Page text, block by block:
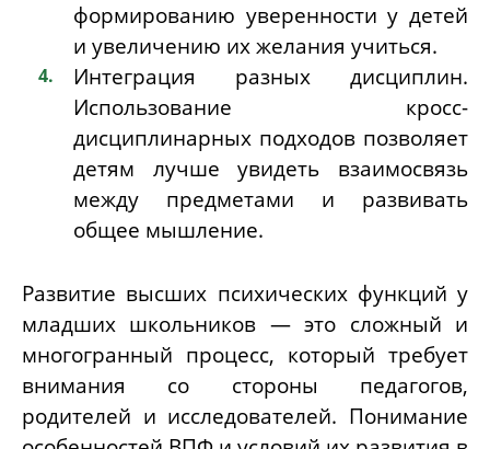
формированию уверенности у детей
и увеличению их желания учиться.
Интеграция разных дисциплин.
Использование кросс-
дисциплинарных подходов позволяет
детям лучше увидеть взаимосвязь
между предметами и развивать
общее мышление.
Развитие высших психических функций у
младших школьников — это сложный и
многогранный процесс, который требует
внимания со стороны педагогов,
родителей и исследователей. Понимание